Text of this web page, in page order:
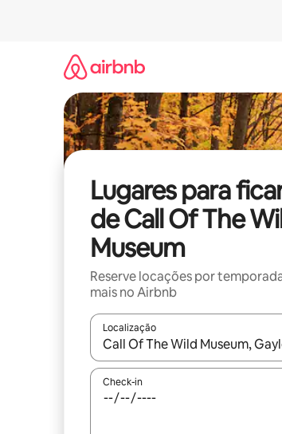
Lugares para
de Call Of The
Museum
Reserve locações por
mais no Airbnb
Localização
Quando os resultados estiverem
Check-in